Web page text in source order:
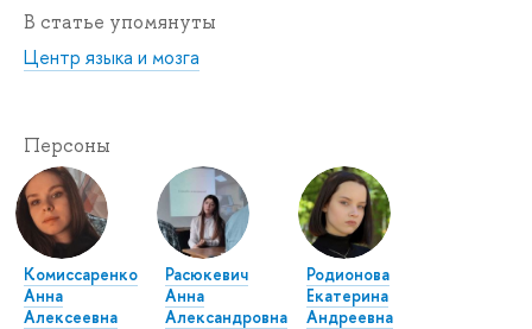
В статье упомянуты
Центр языка и мозга
Персоны
Комиссаренко
Анна
Алексеевна
Расюкевич
Анна
Александровна
Родионова
Екатерина
Андреевна